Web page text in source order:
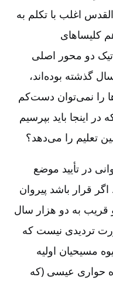
اغلب با تکلم به
کلیساهای
دو محور اصلی
گذشته بوده‌اند،
را نمی‌توان دست‌کم
اینجا باید بپرسیم
تعلیم را می‌دهد؟
در تأیید موضع
قرار باشد پیروان
قریب به دو هزار سال
تردیدی نیست که
مسیحیان اولیه
حواری عیسی (که